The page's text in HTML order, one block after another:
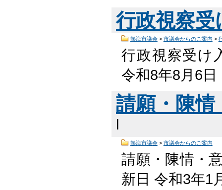
行政視察
熱海市議会> 市議会からのご案内 >
行政視察受
令和8年8月6
請願・陳
l
熱海市議会> 市議会からのご案内
請願・陳情・
新日 令和3年